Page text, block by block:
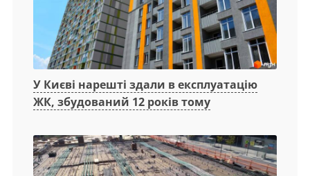
У Києві нарешті здали в експлуатацію
ЖК, збудований 12 років тому